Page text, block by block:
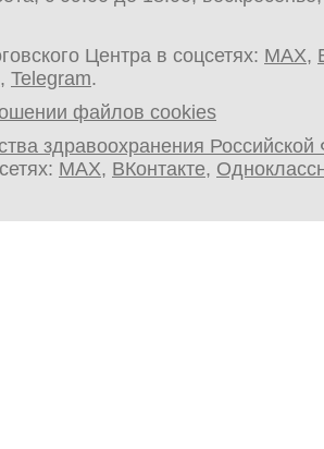
Центра в соцсетях: MAX,
, Telegram.
файлов cookies
здравоохранения
MAX, ВКонтакте,